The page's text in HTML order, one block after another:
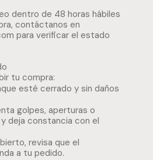
dentro de 48 horas hábiles
contáctanos en
para verificar el estado
tu compra:
esté cerrado y sin daños
golpes, aperturas o
deja constancia con el
revisa que el
a tu pedido.